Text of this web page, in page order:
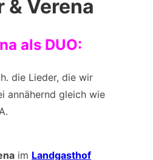
& Verena
als DUO:
die Lieder, die wir
annähernd gleich wie
im Landgasthof